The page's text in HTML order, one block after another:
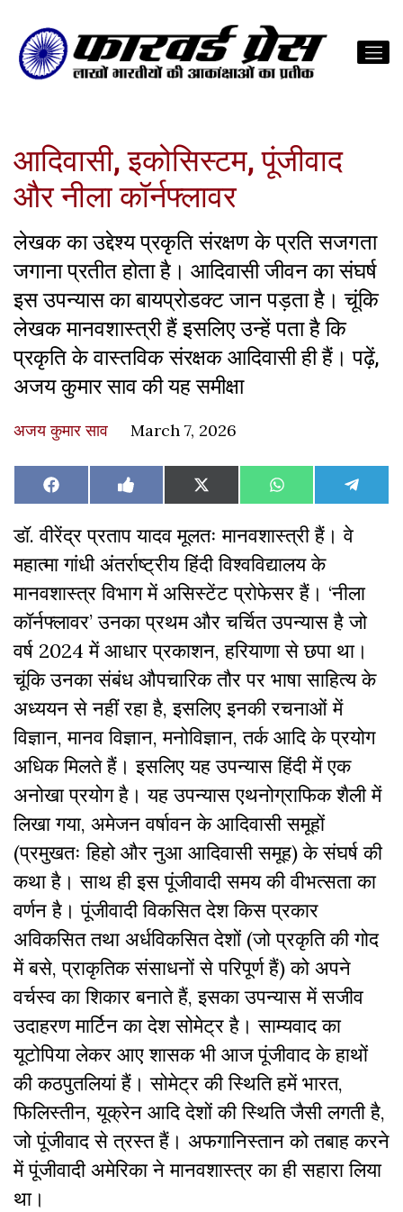
आदिवासी, इकोसिस्टम, पूंजीवाद
और नीला कॉर्नफ्लावर
लेखक का उद्देश्य प्रकृति संरक्षण के प्रति सजगता
जगाना प्रतीत होता है। आदिवासी जीवन का संघर्ष
इस उपन्यास का बायप्रोडक्ट जान पड़ता है। चूंकि
लेखक मानवशास्त्री हैं इसलिए उन्हें पता है कि
प्रकृति के वास्तविक संरक्षक आदिवासी ही हैं। पढ़ें,
अजय कुमार साव की यह समीक्षा
अजय कुमार साव March 7, 2026
Share
on
Facebook Share
on
Like
on
Share
on
X
(Twitter)
Share
on
WhatsAppShare
on
डॉ. वीरेंद्र प्रताप यादव मूलतः मानवशास्त्री हैं। वे
महात्मा गांधी अंतर्राष्ट्रीय हिंदी विश्वविद्यालय के
मानवशास्त्र विभाग में असिस्टेंट प्रोफेसर हैं। ‘नीला
कॉर्नफ्लावर’ उनका प्रथम और चर्चित उपन्यास है जो
वर्ष 2024 में आधार प्रकाशन, हरियाणा से छपा था।
चूंकि उनका संबंध औपचारिक तौर पर भाषा साहित्य के
अध्ययन से नहीं रहा है, इसलिए इनकी रचनाओं में
विज्ञान, मानव विज्ञान, मनोविज्ञान, तर्क आदि के प्रयोग
अधिक मिलते हैं। इसलिए यह उपन्यास हिंदी में एक
अनोखा प्रयोग है। यह उपन्यास एथनोग्राफिक शैली में
लिखा गया, अमेजन वर्षावन के आदिवासी समूहों
(प्रमुखतः हिहो और नुआ आदिवासी समूह) के संघर्ष की
कथा है। साथ ही इस पूंजीवादी समय की वीभत्सता का
वर्णन है। पूंजीवादी विकसित देश किस प्रकार
अविकसित तथा अर्धविकसित देशों (जो प्रकृति की गोद
में बसे, प्राकृतिक संसाधनों से परिपूर्ण हैं) को अपने
वर्चस्व का शिकार बनाते हैं, इसका उपन्यास में सजीव
उदाहरण मार्टिन का देश सोमेट्र है। साम्यवाद का
यूटोपिया लेकर आए शासक भी आज पूंजीवाद के हाथों
की कठपुतलियां हैं। सोमेट्र की स्थिति हमें भारत,
फिलिस्तीन, यूक्रेन आदि देशों की स्थिति जैसी लगती है,
जो पूंजीवाद से त्रस्त हैं। अफगानिस्तान को तबाह करने
में पूंजीवादी अमेरिका ने मानवशास्त्र का ही सहारा लिया
था।